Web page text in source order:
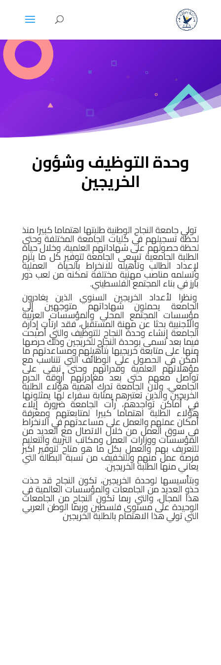
وحدة التوظيف وشؤون
الخريجين
تولي جامعة النجاح الوطنية طلبتها اهتماما كبيرا منذ
لحظة تسجيلهم في كليات الجامعة المختلفة وحتى
لحظة حصولهم على شهاداتهم العلمية، وخلال حياة
الطلبة الجامعية تسعى الجامعة لتوفير كل ما يلزم
لإعداد الطالب وتأهيله للانخراط بالحياة العملية
وتسلمه مناصب مهنية مختلفة تمكنه من لعب دور
بارز في بناء المجتمع الفلسطيني.
ونظرا لأعداد الخريجين السنوي الذين يغادرون
الجامعة يحملون شهاداتهم متوجهين إلى
مؤسسات المجتمع المحلي والمؤسسات العربية
والأجنبية بحثا عن مهنة المستقبل، فقد ارتأت إدارة
الجامعة إنشاء وحدة النجاح للتوظيف والتي أصبحت
فيما بعد تسمى بوحدة النجاح للخريجين وذلك حرصها
منها على متابعة خريجيها بتأهيلهم ومساعدتهم ما
أمكن في الحصول على الوظائف التي تتناسب مع
مؤهلاتهم العلمية وقدراتهم وحتى تبقى على
تواصل معهم حتى بعد مغادرتهم أروقة الحرم
الجامعي. ولان الجامعة تدرك أهمية هؤلاء الطلبة
الخريجين والذين تعتبرهم بمثابة سفراء لها يمثلونها
في أماكن تواجدهم، رأت الجامعة ضرورة إيلاء
هؤلاء الطلبة اهتماما كبيرا لمتابعتهم ومعرفة
أمكان عملهم والعمل على مساعدتهم في الانخراط
في سوق العمل من خلال الاتصال مع العديد من
المؤسسات ووزارات العمل ومكاتب التربية والتعليم
للتعريف بهم والعمل بكل ما هو متاح لتوفير اكبر
فرصة عمل منهم وللتخفيف من نسبة البطالة التي
يعاني منها الطلبة الخريجين.
وبتأسيسها لوحدة الخريجين، تكون النجاح قد حذت
حذو العديد من الجامعات والمؤسسات العالمية في
هذا المجال، والتي ربما تكون النجاح من الجامعات
الوحيدة على مستوى فلسطين وربما الوطن العربي
التي تولي هذا الاهتمام بالطلبة الخريجين